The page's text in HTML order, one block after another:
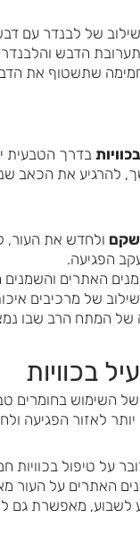
של לבנדר עם
הדבש
שתשטוף את
בדרך הטבעית
להרגיע את הכאב
ולחדש את העור,
הפגיעה.
האתרים והשמנים
של מרכיבים
של המתח הרב שבו
בכוויות
של השימוש בחומרים
לאזור הפגיעה
על טיפול
האתרים על העור
לשבוע, מאפשרת גם